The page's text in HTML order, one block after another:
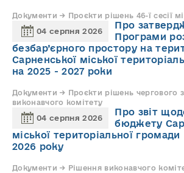
Документи → Проєкти рішень 46-ї сесії
04 серпня 2026
Про
Програми
безбар’єрного простору на
Сарненської міської
на 2025 - 2027 роки
Документи → Проєкти рішень чергового
виконавчого комітету
04 серпня 2026
Про звіт
бюджету
міської територіальної
2026 року
Документи → Рішення виконавчого